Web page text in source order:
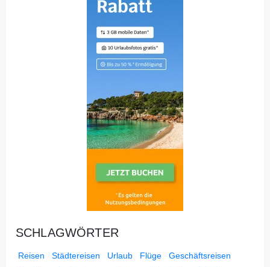
SCHLAGWÖRTER
Reisen Städtereisen Urlaub Flüge
Geschäftsreisen